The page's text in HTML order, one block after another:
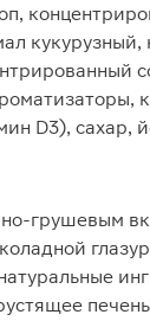
кукурузный,
D3), сахар,
грушевым